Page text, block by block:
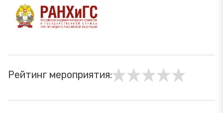
Рейтинг мероприятия: